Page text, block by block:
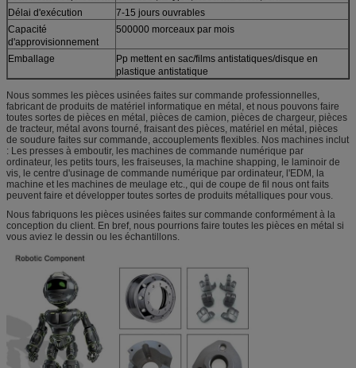
Délai d'exécution
7-15 jours ouvrables
Capacité
d'approvisionnement
500000 morceaux par mois
Emballage
Pp mettent en sac/films antistatiques/disque en
plastique antistatique
Nous sommes les pièces usinées faites sur commande professionnelles,
fabricant de produits de matériel informatique en métal, et nous pouvons faire
toutes sortes de pièces en métal, pièces de camion, pièces de chargeur, pièces
de tracteur, métal avons tourné, fraisant des pièces, matériel en métal, pièces
de soudure faites sur commande, accouplements flexibles. Nos machines inclut
: Les presses à emboutir, les machines de commande numérique par
ordinateur, les petits tours, les fraiseuses, la machine shapping, le laminoir de
vis, le centre d'usinage de commande numérique par ordinateur, l'EDM, la
machine et les machines de meulage etc., qui de coupe de fil nous ont faits
peuvent faire et développer toutes sortes de produits métalliques pour vous.
Nous fabriquons les pièces usinées faites sur commande conformément à la
conception du client. En bref, nous pourrions faire toutes les pièces en métal si
vous aviez le dessin ou les échantillons.